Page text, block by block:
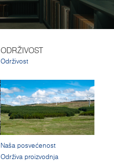
ODRŽIVOST
Održivost
Naša posvećenost
Održiva proizvodnja